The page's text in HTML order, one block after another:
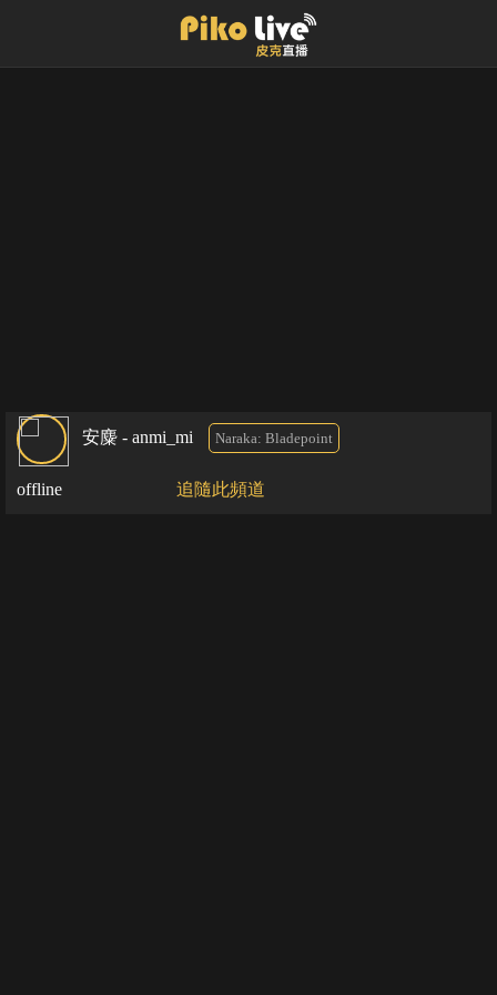
安麋 - anmi_mi Naraka: Bladepoint
offline 追隨此頻道